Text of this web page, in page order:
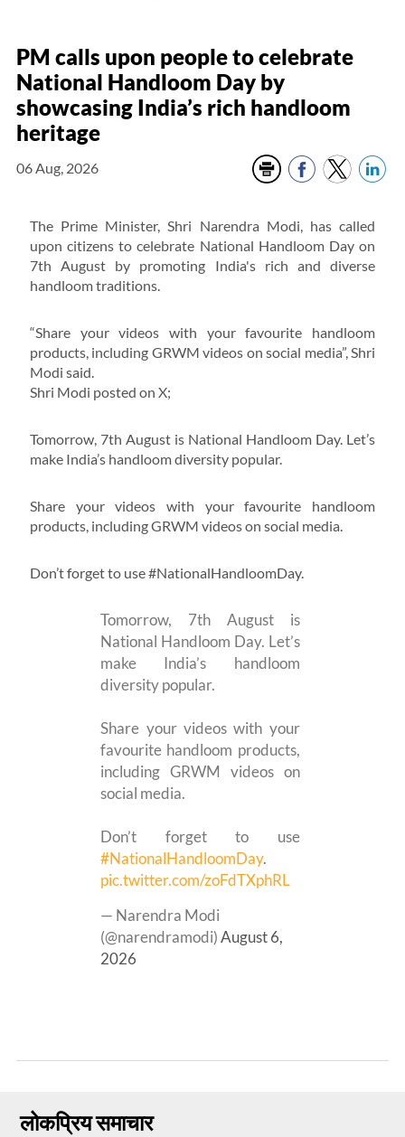
PM calls upon people to celebrate
National Handloom Day by
showcasing India’s rich handloom
heritage
06 Aug, 2026
The Prime Minister, Shri Narendra Modi, has called
upon citizens to celebrate National Handloom Day on
7th August by promoting India's rich and diverse
handloom traditions.
“Share your videos with your favourite handloom
products, including GRWM videos on social media”, Shri
Modi said.
Shri Modi posted on X;
Tomorrow, 7th August is National Handloom Day. Let’s
make India’s handloom diversity popular.
Share your videos with your favourite handloom
products, including GRWM videos on social media.
Don’t forget to use #NationalHandloomDay.
Tomorrow, 7th August is
National Handloom Day. Let’s
make India’s handloom
diversity popular.
Share your videos with your
favourite handloom products,
including GRWM videos on
social media.
Don’t forget to use
#NationalHandloomDay.
pic.twitter.com/zoFdTXphRL
— Narendra Modi
(@narendramodi)August 6,
2026
लोकप्रिय समाचार